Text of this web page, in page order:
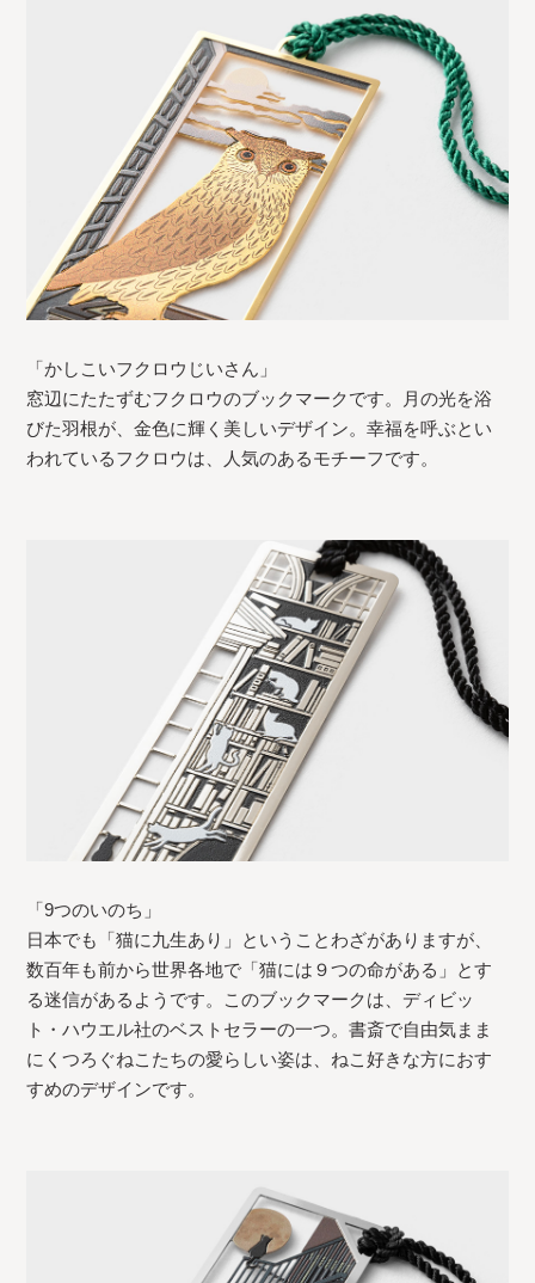
「かしこいフクロウじいさん」
窓辺にたたずむフクロウのブックマークです。月の光を浴
びた羽根が、金色に輝く美しいデザイン。幸福を呼ぶとい
われているフクロウは、人気のあるモチーフです。
「9つのいのち」
日本でも「猫に九生あり」ということわざがありますが、
数百年も前から世界各地で「猫には９つの命がある」とす
る迷信があるようです。このブックマークは、ディビッ
ト・ハウエル社のベストセラーの一つ。書斎で自由気まま
にくつろぐねこたちの愛らしい姿は、ねこ好きな方におす
すめのデザインです。